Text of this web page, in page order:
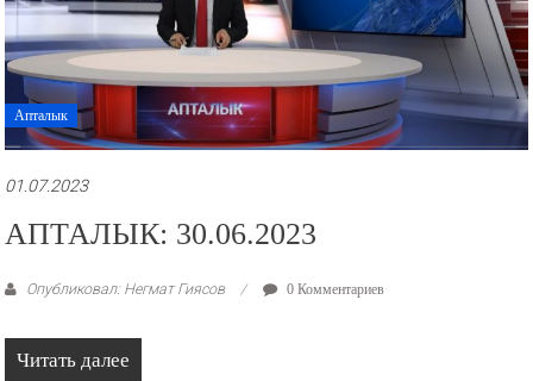
Апталык
01.07.2023
АПТАЛЫК: 30.06.2023
Опубликовал: Негмат Гиясов 0 Комментариев
Читать далее